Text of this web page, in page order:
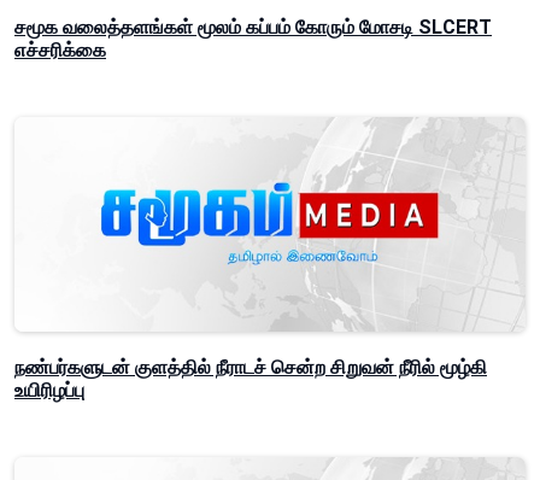
சமூக வலைத்தளங்கள் மூலம் கப்பம் கோரும் மோசடி SLCERT
எச்சரிக்கை
நண்பர்களுடன் குளத்தில் நீராடச் சென்ற சிறுவன் நீரில் மூழ்கி
உயிரிழப்பு